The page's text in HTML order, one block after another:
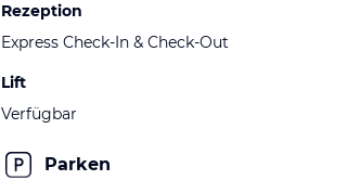
Rezeption
Express Check-In & Check-Out
Lift
Verfügbar
Parken